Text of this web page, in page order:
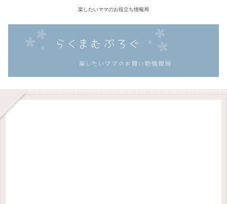
楽したいママのお役立ち情報局